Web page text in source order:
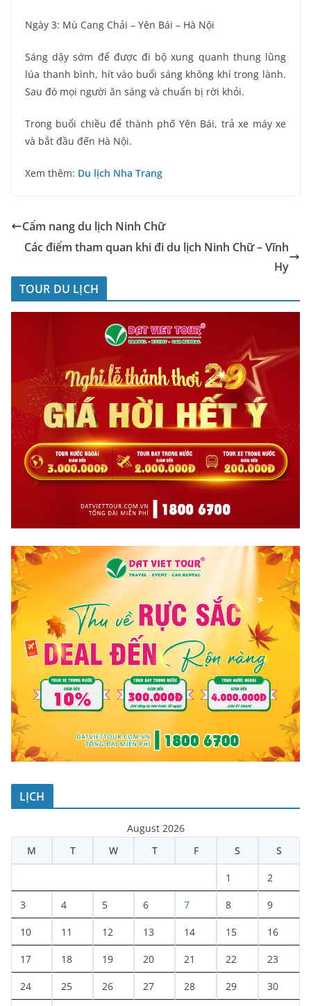
Ngày 3: Mù Cang Chải – Yên Bái – Hà Nội
Sáng dậy sớm để được đi bộ xung quanh thung lũng
lúa thanh bình, hít vào buổi sáng không khí trong lành.
Sau đó mọi người ăn sáng và chuẩn bị rời khỏi.
Trong buổi chiều để thành phố Yên Bái, trả xe máy xe
và bắt đầu đến Hà Nội.
Xem thêm: Du lịch Nha Trang
Cẩm nang du lịch Ninh Chữ
Các điểm tham quan khi đi du lịch Ninh Chữ – Vĩnh
Hy
TOUR DU LỊCH
LỊCH
August 2026
M
T W T F S S
1 2
3 4 5 6 7 8 9
10 11 12 13 14 15 16
17 18 19 20 21 22 23
24 25 26 27 28 29 30